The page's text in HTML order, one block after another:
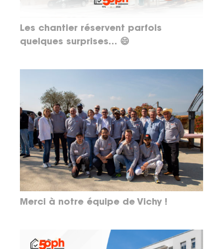
Les chantier réservent parfois
quelques surprises… 😄
Merci à notre équipe de Vichy !